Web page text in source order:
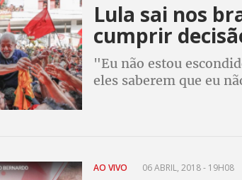
Lula sai nos
cumprir
"Eu não estou
eles saberem que eu
AO VIVO 06 ABRIL, 2018 - 19H08